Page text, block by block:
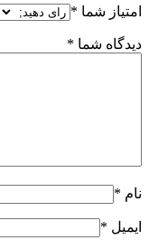
امتیاز شما *
دیدگاه شما *
نام *
ایمیل *